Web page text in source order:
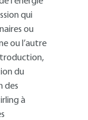
qui
ou
ou l’autre
du
des
à